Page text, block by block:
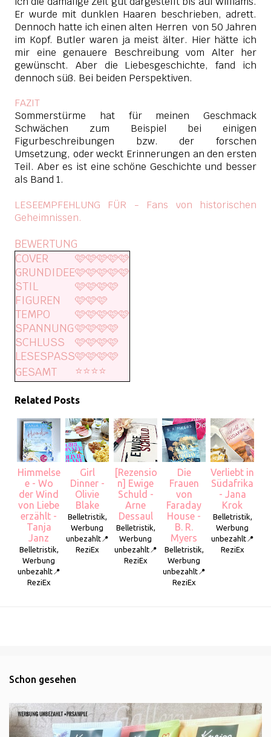
Er wurde mit dunklen Haaren beschrieben, adrett.
Dennoch hatte ich einen alten Herren von 50 Jahren
im Kopf. Butler waren ja meist älter. Hier hätte ich
mir eine genauere Beschreibung vom Alter her
gewünscht. Aber die Liebesgeschichte, fand ich
dennoch süß. Bei beiden Perspektiven.
FAZIT
Sommerstürme hat für meinen Geschmack
Schwächen zum Beispiel bei einigen
Figurbeschreibungen bzw. der forschen
Umsetzung, oder weckt Erinnerungen an den ersten
Teil. Aber es ist eine schöne Geschichte und besser
als Band 1.
LESEEMPFEHLUNG FÜR - Fans von historischen
Geheimnissen.
BEWERTUNG
COVER
🩷🩷🩷🩷🩷
GRUNDIDEE🩷🩷🩷🩷🩷
STIL
🩷🩷🩷🩷
FIGUREN
🩷🩷🩷
TEMPO
🩷🩷🩷🩷🩷
SPANNUNG🩷🩷🩷🩷
SCHLUSS
🩷🩷🩷🩷
LESESPASS🩷🩷🩷🩷
GESAMT
⭐️⭐️⭐️⭐️
Related Posts
Himmelse
e - Wo
der Wind
von Liebe
erzählt -
Tanja
Janz
Belletristik,
Werbung
unbezahlt📍
ReziEx
Girl
Dinner -
Olivie
Blake
Belletristik,
Werbung
unbezahlt📍
ReziEx
[Rezensio
n] Ewige
Schuld -
Arne
Dessaul
Belletristik,
Werbung
unbezahlt📍
ReziEx
Die
Frauen
von
Faraday
House -
B. R.
Myers
Belletristik,
Werbung
unbezahlt📍
ReziEx
Verliebt in
Südafrika
- Jana
Krok
Belletristik,
Werbung
unbezahlt📍
ReziEx
Schon gesehen